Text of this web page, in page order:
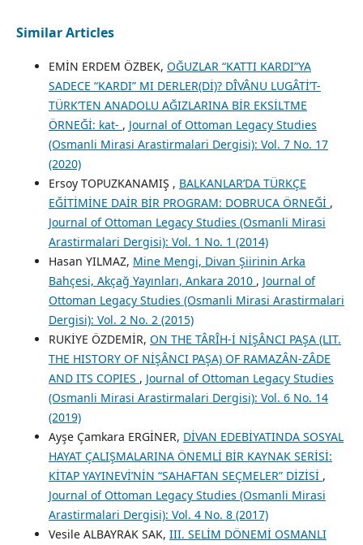
Similar Articles
EMİN ERDEM ÖZBEK, OĞUZLAR “KATTI KARDI”YA
SADECE “KARDI” MI DERLER(Dİ)? DÎVÂNU LUGÂTİ’T-
TÜRK’TEN ANADOLU AĞIZLARINA BİR EKSİLTME
ÖRNEĞİ: kat- , Journal of Ottoman Legacy Studies
(Osmanli Mirasi Arastirmalari Dergisi): Vol. 7 No. 17
(2020)
Ersoy TOPUZKANAMIŞ , BALKANLAR’DA TÜRKÇE
EĞİTİMİNE DAİR BİR PROGRAM: DOBRUCA ÖRNEĞİ ,
Journal of Ottoman Legacy Studies (Osmanli Mirasi
Arastirmalari Dergisi): Vol. 1 No. 1 (2014)
Hasan YILMAZ, Mine Mengi, Divan Şiirinin Arka
Bahçesi, Akçağ Yayınları, Ankara 2010 , Journal of
Ottoman Legacy Studies (Osmanli Mirasi Arastirmalari
Dergisi): Vol. 2 No. 2 (2015)
RUKİYE ÖZDEMİR, ON THE TÂRÎH-İ NİŞÂNCI PAŞA (LIT.
THE HISTORY OF NİŞÂNCI PAŞA) OF RAMAZÂN-ZÂDE
AND ITS COPIES , Journal of Ottoman Legacy Studies
(Osmanli Mirasi Arastirmalari Dergisi): Vol. 6 No. 14
(2019)
Ayşe Çamkara ERGİNER, DİVAN EDEBİYATINDA SOSYAL
HAYAT ÇALIŞMALARINA ÖNEMLİ BİR KAYNAK SERİSİ:
KİTAP YAYINEVİ’NİN “SAHAFTAN SEÇMELER” DİZİSİ ,
Journal of Ottoman Legacy Studies (Osmanli Mirasi
Arastirmalari Dergisi): Vol. 4 No. 8 (2017)
Vesile ALBAYRAK SAK, III. SELİM DÖNEMİ OSMANLI